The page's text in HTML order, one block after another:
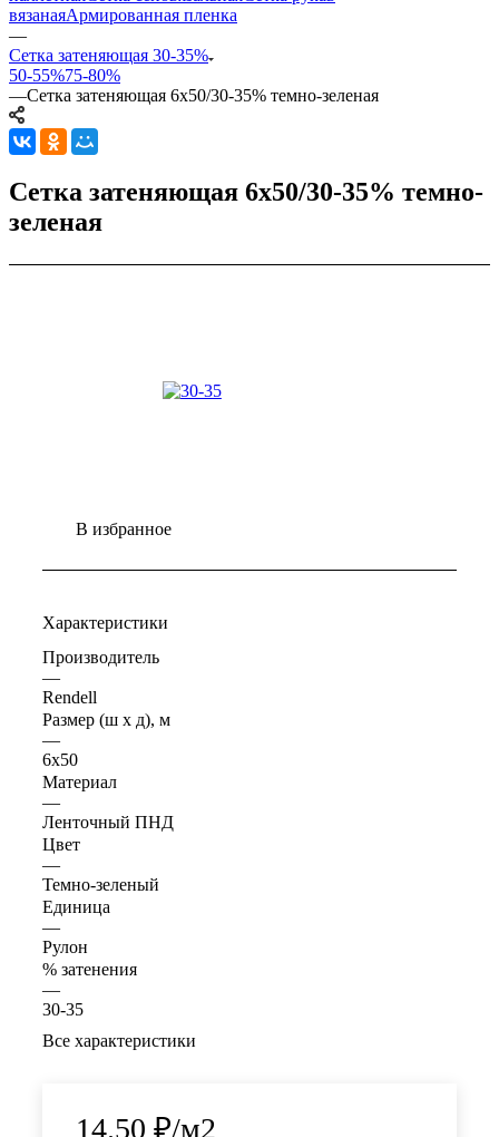
вязанаяАрмированная пленка
—
Сетка затеняющая 30-35%
50-55%75-80%
—Сетка затеняющая 6х50/30-35% темно-зеленая
Сетка затеняющая 6х50/30-35% темно-
зеленая
В избранное
Характеристики
Производитель
—
Rendell
Размер (ш х д), м
—
6х50
Материал
—
Ленточный ПНД
Цвет
—
Темно-зеленый
Единица
—
Рулон
% затенения
—
30-35
Все характеристики
14.50 ₽/м2